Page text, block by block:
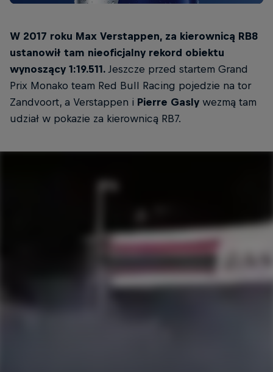
W 2017 roku Max Verstappen, za kierownicą RB8
ustanowił tam nieoficjalny rekord obiektu
wynoszący 1:19.511. Jeszcze przed startem Grand
Prix Monako team Red Bull Racing pojedzie na tor
Zandvoort, a Verstappen i Pierre Gasly wezmą tam
udział w pokazie za kierownicą RB7.